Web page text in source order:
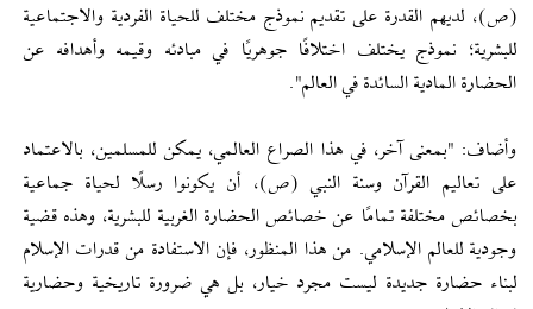
(ص)، لديهم القدرة على تقديم نموذج مختلف للحياة الفردية والاجتماعية
للبشرية؛ نموذج يختلف اختلافًا جوهريًا في مبادئه وقيمه وأهدافه عن
الحضارة المادية السائدة في العالم".
وأضاف: "بمعنى آخر، في هذا الصراع العالمي، يمكن للمسلمين، بالاعتماد
على تعاليم القرآن وسنة النبي (ص)، أن يكونوا رسلًا لحياة جماعية
بخصائص مختلفة تمامًا عن خصائص الحضارة الغربية للبشرية، وهذه قضية
وجودية للعالم الإسلامي. من هذا المنظور، فإن الاستفادة من قدرات الإسلام
لبناء حضارة جديدة ليست مجرد خيار، بل هي ضرورة تاريخية وحضارية